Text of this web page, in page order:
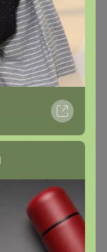
состав: В
жирное
кислоты,
вещества и
оказывают
и
лопуха
при камнях в
отёках,
при
и